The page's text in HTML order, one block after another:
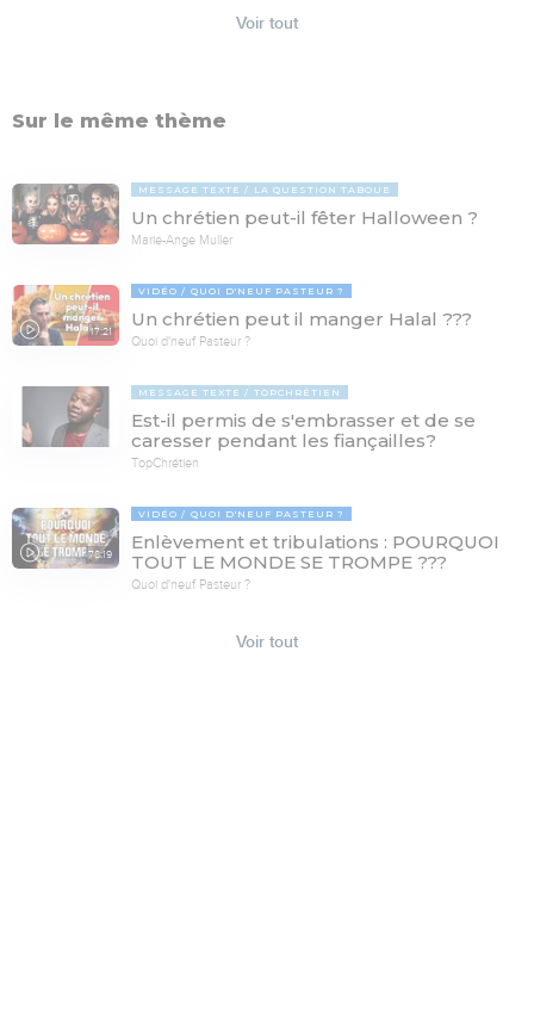
Voir tout
Sur le même thème
MESSAGE TEXTE LA QUESTION TABOUE
Un chrétien peut-il fêter Halloween ?
Marie-Ange Muller
17:21
VIDÉO QUOI D'NEUF PASTEUR ?
Un chrétien peut il manger Halal ???
Quoi d'neuf Pasteur ?
MESSAGE TEXTE TOPCHRÉTIEN
Est-il permis de s'embrasser et de se
caresser pendant les fiançailles?
TopChrétien
78:19
VIDÉO QUOI D'NEUF PASTEUR ?
Enlèvement et tribulations : POURQUOI
TOUT LE MONDE SE TROMPE ???
Quoi d'neuf Pasteur ?
Voir tout